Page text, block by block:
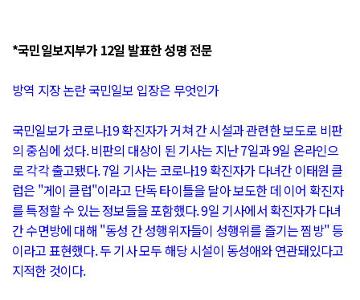
*국민일보지부가 12일 발표한 성명 전문
방역 지장 논란 국민일보 입장은 무엇인가
국민일보가 코로나19 확진자가 거쳐 간 시설과 관련한 보도로 비판
의 중심에 섰다. 비판의 대상이 된 기사는 지난 7일과 9일 온라인으
로 각각 출고됐다. 7일 기사는 코로나19 확진자가 다녀간 이태원 클
럽은 "게이 클럽"이라고 단독 타이틀을 달아 보도한 데 이어 확진자
를 특정할 수 있는 정보들을 포함했다. 9일 기사에서 확진자가 다녀
간 수면방에 대해 "동성 간 성행위자들이 성행위를 즐기는 찜방" 등
이라고 표현했다. 두 기사 모두 해당 시설이 동성애와 연관돼있다고
지적한 것이다.